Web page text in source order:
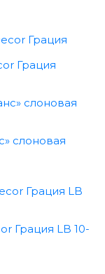
Грация
слоновая
Грация LB 10-